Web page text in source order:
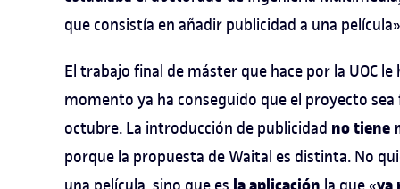
que consistía en añadir publicidad a una
El trabajo final de máster que hace por la UOC
momento ya ha conseguido que el proyecto sea
octubre. La introducción de publicidad no tiene
porque la propuesta de Waital es distinta. No